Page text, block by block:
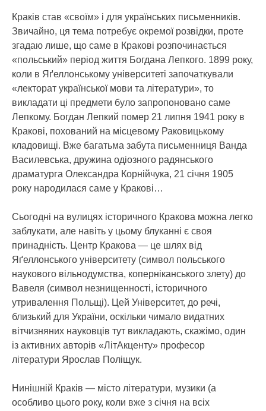
Краків став «своїм» і для українських письменників.
Звичайно, ця тема потребує окремої розвідки, проте
згадаю лише, що саме в Кракові розпочинається
«польський» період життя Богдана Лепкого. 1899 року,
коли в Яґеллонському університеті започаткували
«лекторат української мови та літератури», то
викладати ці предмети було запропоновано саме
Лепкому. Богдан Лепкий помер 21 липня 1941 року в
Кракові, похований на місцевому Раковицькому
кладовищі. Вже багатьма забута письменниця Ванда
Василевська, дружина одіозного радянського
драматурга Олександра Корнійчука, 21 січня 1905
року народилася саме у Кракові…
Сьогодні на вулицях історичного Кракова можна легко
заблукати, але навіть у цьому блуканні є своя
принадність. Центр Кракова — це шлях від
Яґеллонського університету (символ польського
наукового вільнодумства, коперніканського злету) до
Вавеля (символ незнищенності, історичного
утривалення Польщі). Цей Університет, до речі,
близький для України, оскільки чимало видатних
вітчизняних науковців тут викладають, скажімо, один
із активних авторів «ЛітАкценту» професор
літератури Ярослав Поліщук.
Нинішній Краків — місто літератури, музики (а
особливо цього року, коли вже з січня на всіх